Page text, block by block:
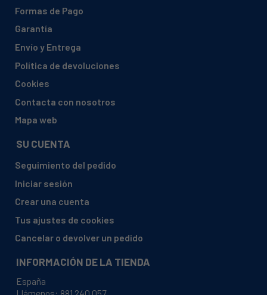
AIRLUX, LV3900/36
AIRLUX, LV390C/01
AIRLUX, LV390C/90
AIRLUX, LV390H/93
AIRLUX, LV400/65
Formas de Pago
Garantía
Envío y Entrega
Política de devoluciones
Cookies
Contacta con nosotros
Mapa web
SU CUENTA
Seguimiento del pedido
Iniciar sesión
Crear una cuenta
Tus ajustes de cookies
Cancelar o devolver un pedido
INFORMACIÓN DE LA TIENDA
España